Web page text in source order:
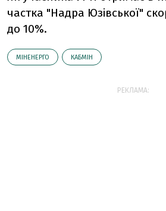
частка "Надра Юзівської"
до 10%.
МІНЕНЕРГО КАБМІН
РЕКЛАМА: